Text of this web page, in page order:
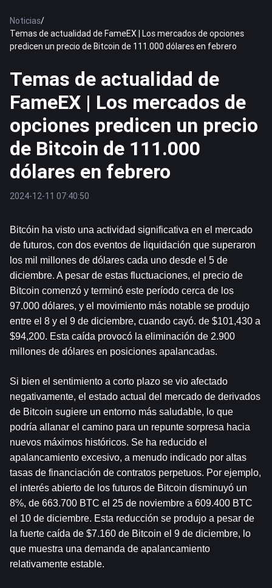
Noticias/
Temas de actualidad de FameEX | Los mercados de opciones
predicen un precio de Bitcoin de 111.000 dólares en febrero
Temas de actualidad de
FameEX | Los mercados de
opciones predicen un precio
de Bitcoin de 111.000
dólares en febrero
2024-12-11 07:40:50
Bitcóin ha visto una actividad significativa en el mercado
de futuros, con dos eventos de liquidación que superaron
los mil millones de dólares cada uno desde el 5 de
diciembre. A pesar de estas fluctuaciones, el precio de
Bitcoin comenzó y terminó este período cerca de los
97.000 dólares, y el movimiento más notable se produjo
entre el 8 y el 9 de diciembre, cuando cayó. de $101,430 a
$94,200. Esta caída provocó la eliminación de 2.900
millones de dólares en posiciones apalancadas.
Si bien el sentimiento a corto plazo se vio afectado
negativamente, el estado actual del mercado de derivados
de Bitcoin sugiere un entorno más saludable, lo que
podría allanar el camino para un repunte sorpresa hacia
nuevos máximos históricos. Se ha reducido el
apalancamiento excesivo, a menudo indicado por altas
tasas de financiación de contratos perpetuos. Por ejemplo,
el interés abierto de los futuros de Bitcoin disminuyó un
8%, de 663.700 BTC el 25 de noviembre a 609.400 BTC
el 10 de diciembre. Esta reducción se produjo a pesar de
la fuerte caída de $7.160 de Bitcoin el 9 de diciembre, lo
que muestra una demanda de apalancamiento
relativamente estable.